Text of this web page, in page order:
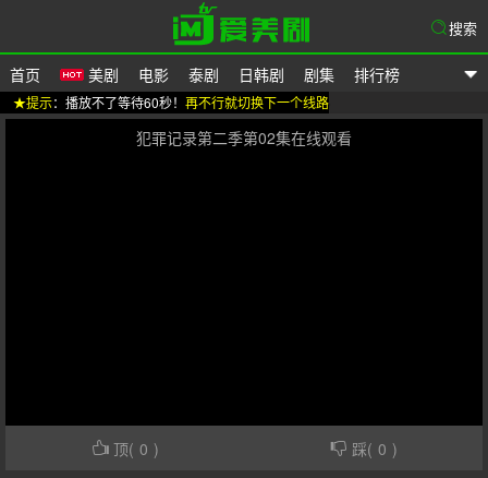
爱美剧
首页 美剧 电影 泰剧 日韩剧 剧集 排行榜
搜索
★提示：播放不了等待60秒！ 再不行就切换下一个线路
犯罪记录第二季第02集在线观看
顶( 0 ) 踩( 0 )